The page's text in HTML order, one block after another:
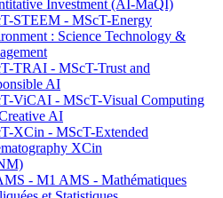
Investment (AI-MaQI)
STEEM - MScT-Energy
: Science Technology &
TRAI - MScT-Trust and
AI
ViCAI - MScT-Visual Computing
AI
XCin - MScT-Extended
XCin
- M1 AMS - Mathématiques